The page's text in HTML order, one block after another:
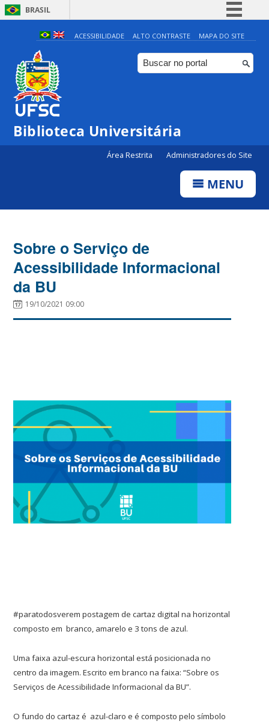
BRASIL
Simplifique!
Comunica BR
Participe
Canais
ACESSIBILIDADE ALTO CONTRASTE MAPA DO SITE
Biblioteca Universitária
Área Restrita Administradores do Site
MENU
Sobre o Serviço de
Acessibilidade Informacional
da BU
19/10/2021 09:00
#paratodosverem postagem de cartaz digital na horizontal
composto em branco, amarelo e 3 tons de azul.
Uma faixa azul-escura horizontal está posicionada no
centro da imagem. Escrito em branco na faixa: “Sobre os
Serviços de Acessibilidade Informacional da BU”.
O fundo do cartaz é azul-claro e é composto pelo símbolo